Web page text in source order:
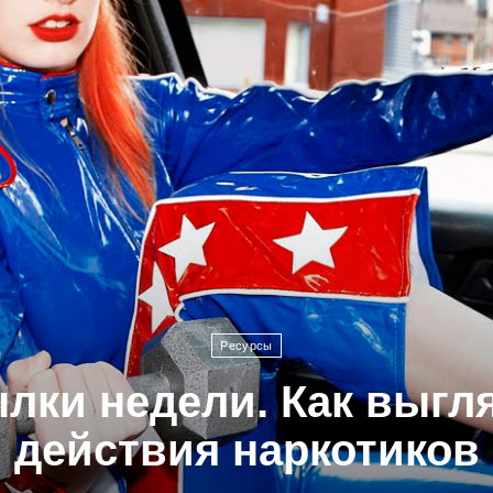
Ресурсы
недели. Как
действия наркотиков